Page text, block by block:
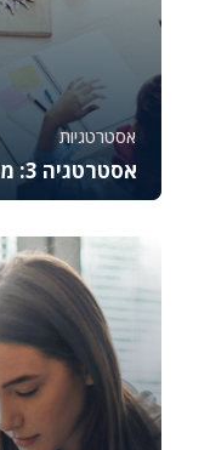
אסטרטגיות
אסטרטגיה 3: מסחר בהיפוך מגמה
מסביר כיצד
6
781